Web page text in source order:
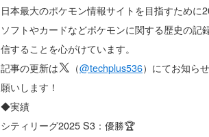
日本最大のポケモン情報サイトを目指すために
ソフトやカードなどポケモンに関する歴史の記
信することを心がけています。
記事の更新は
（@techplus536）にてお知ら
願いします！
◆実績
シティリーグ2025 S3：優勝🏆